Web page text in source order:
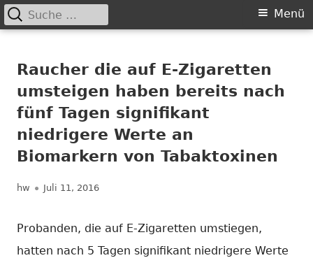
zum
Inhalt
Primäres
Menü
Suche
nach:
Raucher die auf E-Zigaretten
umsteigen haben bereits nach
fünf Tagen signifikant
niedrigere Werte an
Biomarkern von Tabaktoxinen
Autor
hw Veröffentlicht
Juli 11, 2016
Probanden, die auf E-Zigaretten umstiegen,
hatten nach 5 Tagen signifikant niedrigere Werte